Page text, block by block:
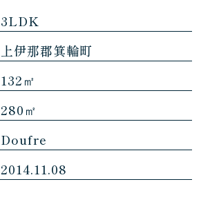
3LDK
上伊那郡箕輪町
132㎡
280㎡
Doufre
2014.11.08